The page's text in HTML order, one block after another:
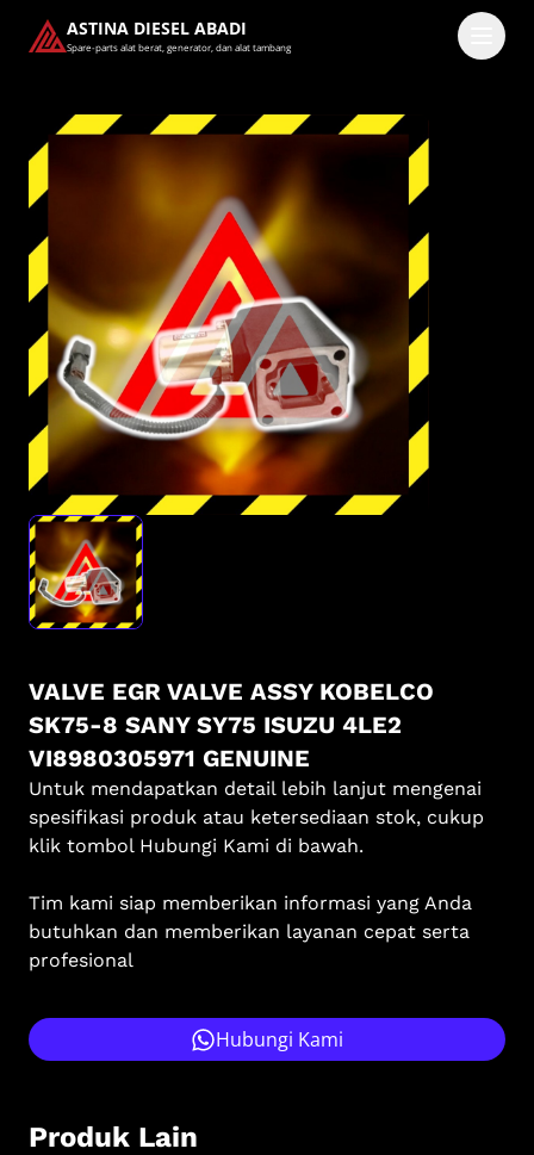
ASTINA DIESEL ABADI
Spare-parts alat berat, generator, dan alat tambang
Masuk
Pilih methode masuk
Lanjutkan dengan Google
Dengan melanjutkan, kamu telah membaca dan setuju
denganKetentuan LayanandanKebijakan Privasi kami.
VALVE EGR VALVE ASSY KOBELCO
SK75-8 SANY SY75 ISUZU 4LE2
VI8980305971 GENUINE
Untuk mendapatkan detail lebih lanjut mengenai
spesifikasi produk atau ketersediaan stok, cukup
klik tombol Hubungi Kami di bawah.
Tim kami siap memberikan informasi yang Anda
butuhkan dan memberikan layanan cepat serta
profesional
Hubungi Kami
Produk Lain